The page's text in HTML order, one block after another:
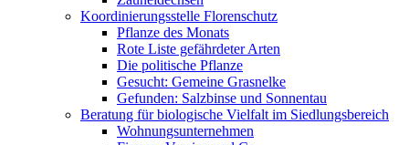
Koordinierungsstelle Florenschutz
Pflanze des Monats
Rote Liste gefährdeter Arten
Die politische Pflanze
Gesucht: Gemeine Grasnelke
Gefunden: Salzbinse und Sonnentau
Beratung für biologische Vielfalt im Siedlungsbereich
Wohnungsunternehmen